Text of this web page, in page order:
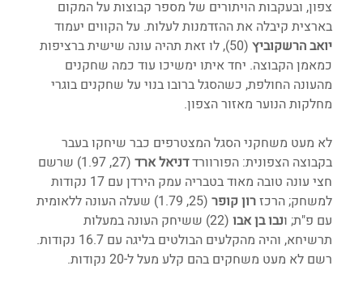
צפון, ובעקבות הויתורים של מספר קבוצות על המקום
בארצית קיבלה את ההזדמנות לעלות. על הקווים יעמוד
יואבהרשקוביץ
(50), לו זאת תהיה עונה שישית ברציפות
כמאמן הקבוצה. יחד איתו ימשיכו עוד כמה שחקנים
מהעונה החולפת, כשהסגל ברובו בנוי על שחקנים בוגרי
מחלקות הנוער מאזור הצפון.
לא מעט משחקני הסגל המצטרפים כבר שיחקו בעבר
בקבוצה הצפונית: הפורוורד דניאל ארד
(27, 1.97) שרשם
חצי עונה טובה מאוד בטבריה עמק הירדן עם 17 נקודות
למשחק; הרכז רון קופר
(25, 1.79) שעלה העונה ללאומית
עם פ"ת; ונבו בן אבו
(22) ששיחק העונה במעלות
תרשיחא, והיה מהקלעים הבולטים בליגה עם 16.7 נקודות.
רשם לא מעט משחקים בהם קלע מעל ל-20 נקודות.